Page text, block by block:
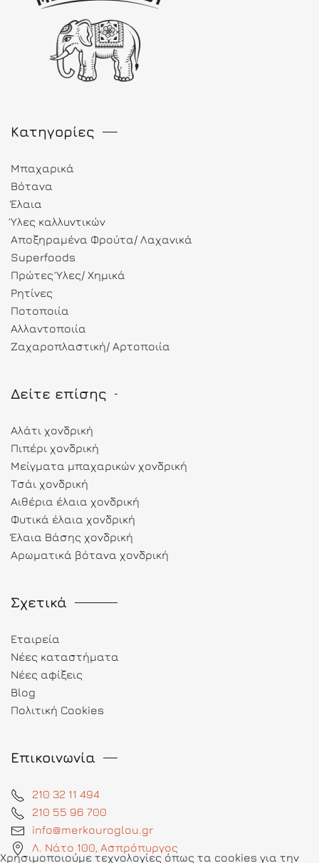
Κατηγορίες
Μπαχαρικά
Βότανα
Έλαια
Ύλες καλλυντικών
Αποξηραμένα Φρούτα/ Λαχανικά
Superfoods
Πρώτες Ύλες/ Χημικά
Ρητίνες
Ποτοποιία
Αλλαντοποιία
Ζαχαροπλαστική/ Αρτοποιία
Δείτε επίσης
Αλάτι χονδρική
Πιπέρι χονδρική
Μείγματα μπαχαρικών χονδρική
Τσάι χονδρική
Αιθέρια έλαια χονδρική
Φυτικά έλαια χονδρική
Έλαια Βάσης χονδρική
Αρωματικά βότανα χονδρική
Σχετικά
Εταιρεία
Νέες καταστήματα
Νέες αφίξεις
Blog
Πολιτική Cookies
Επικοινωνία
210 32 11 494
210 55 96 700
info@merkouroglou.gr
Λ. Νάτο 100, Ασπρόπυργος
Χρησιμοποιούμε τεχνολογίες όπως τα cookies για την